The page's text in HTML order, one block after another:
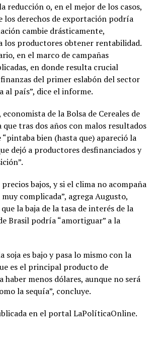
reducción o, en el mejor de los casos,
los derechos de exportación podría
cambie drásticamente,
los productores obtener rentabilidad.
en el marco de campañas
en donde resulta crucial
del primer eslabón del sector
al país”, dice el informe.
de la Bolsa de Cereales de
que tras dos años con malos resultados
bien (hasta que) apareció la
dejó a productores desfinanciados y
bajos, y si el clima no acompaña
complicada”, agrega Augusto,
la baja de la tasa de interés de la
Brasil podría “amortiguar” a la
soja es bajo y pasa lo mismo con la
es el principal producto de
haber menos dólares, aunque no será
la sequía”, concluye.
en el portal LaPolíticaOnline.